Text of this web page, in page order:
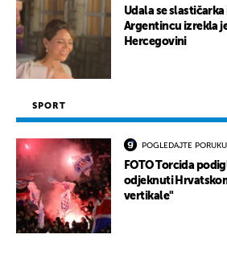
Udala se
Argentincu izrekla
Hercegovini
SPORT
POGLEDAJTE PORUKU
FOTO Torcida
odjeknuti
vertikale"